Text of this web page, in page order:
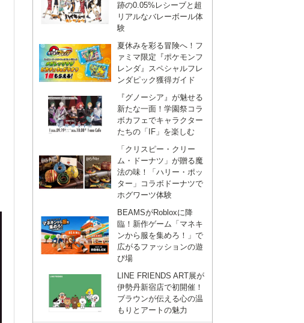
跡の0.05%レシーブと超
リアルなバレーボール体
験
夏休みを彩る冒険へ！フ
ァミマ限定『ポケモンフ
レンダ』スペシャルフレ
ンダピック獲得ガイド
『グノーシア』が魅せる
新たな一面！学園祭コラ
ボカフェでキャラクター
たちの「IF」を楽しむ
「クリスピー・クリー
ム・ドーナツ」が贈る魔
法の味！「ハリー・ポッ
ター」コラボドーナツで
ホグワーツ体験
BEAMSがRobloxに降
臨！新作ゲーム「マネキ
ンから服を集めろ！」で
広がるファッションの遊
び場
LINE FRIENDS ART展が
伊勢丹新宿店で初開催！
ブラウンが伝える心の温
もりとアートの魅力